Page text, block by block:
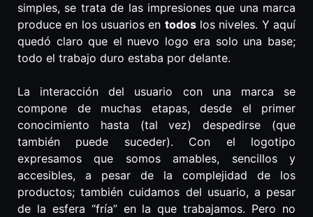
simples, se trata de las impresiones que una marca
produce en los usuarios en todoslos niveles. Y aquí
quedó claro que el nuevo logo era solo una base;
todo el trabajo duro estaba por delante.
La interacción del usuario con una marca se
compone de muchas etapas, desde el primer
conocimiento hasta (tal vez) despedirse (que
también puede suceder). Con el logotipo
expresamos que somos amables, sencillos y
accesibles, a pesar de la complejidad de los
productos; también cuidamos del usuario, a pesar
de la esfera “fría” en la que trabajamos. Pero no